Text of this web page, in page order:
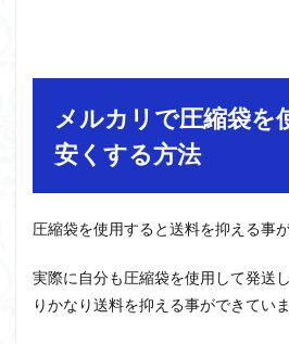
メルカリで圧縮袋を
安くする方法
圧縮袋を使用すると送料を抑える事が
実際に自分も圧縮袋を使用して発送
りかなり送料を抑える事ができていま